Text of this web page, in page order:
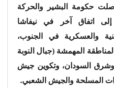
أغسطس/آب 2003 توصلت حكومة البشير والحركة
إلى اتفاق آخر في نيفاشا
والعسكرية في الجنوب،
المهمشة (جبال النوبة
وشرق السودان، وتكوين جيش
المسلحة والجيش الشعبي.